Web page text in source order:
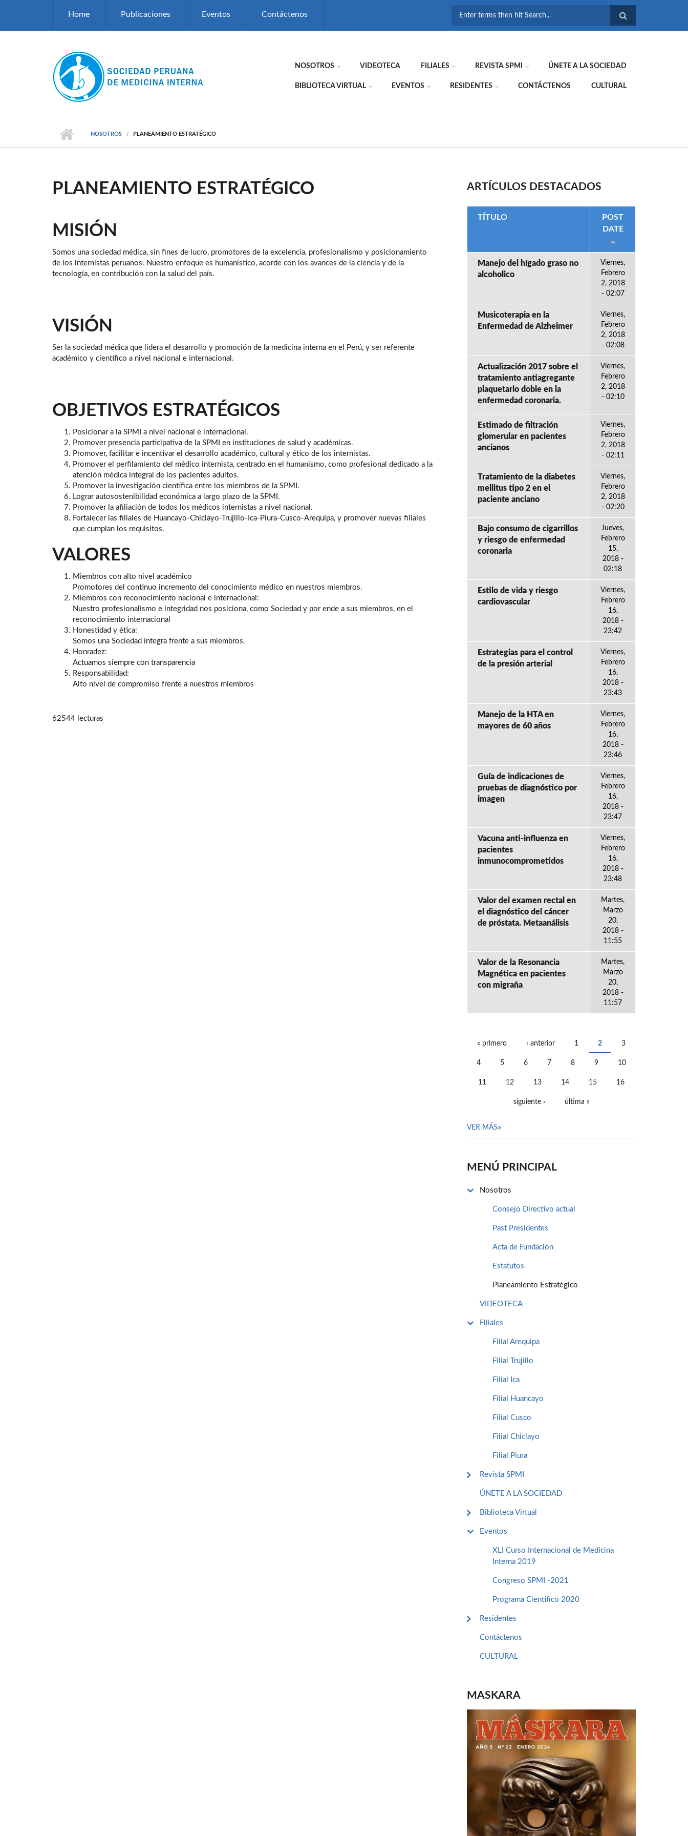
Home Publicaciones Eventos Contáctenos
NOSOTROS VIDEOTECA FILIALES REVISTA SPMI ÚNETE A LA SOCIEDAD
BIBLIOTECA VIRTUAL EVENTOS RESIDENTES CONTÁCTENOS CULTURAL
NOSOTROS PLANEAMIENTO ESTRATÉGICO
PLANEAMIENTO ESTRATÉGICO
MISIÓN
Somos una sociedad médica, sin fines de lucro, promotores de la excelencia, profesionalismo y posicionamiento
de los internistas peruanos. Nuestro enfoque es humanístico, acorde con los avances de la ciencia y de la
tecnología, en contribución con la salud del país.
VISIÓN
Ser la sociedad médica que lidera el desarrollo y promoción de la medicina interna en el Perú, y ser referente
académico y científico a nivel nacional e internacional.
OBJETIVOS ESTRATÉGICOS
Posicionar a la SPMI a nivel nacional e internacional.
Promover presencia participativa de la SPMI en instituciones de salud y académicas.
Promover, facilitar e incentivar el desarrollo académico, cultural y ético de los internistas.
Promover el perfilamiento del médico internista, centrado en el humanismo, como profesional dedicado a la
atención médica integral de los pacientes adultos.
Promover la investigación científica entre los miembros de la SPMI.
Lograr autosostenibilidad económica a largo plazo de la SPMI.
Promover la afiliación de todos los médicos internistas a nivel nacional.
Fortalecer las filiales de Huancayo-Chiclayo-Trujillo-Ica-Piura-Cusco-Arequipa, y promover nuevas filiales
que cumplan los requisitos.
VALORES
Miembros con alto nivel académico
Promotores del continuo incremento del conocimiento médico en nuestros miembros.
Miembros con reconocimiento nacional e internacional:
Nuestro profesionalismo e integridad nos posiciona, como Sociedad y por ende a sus miembros, en el
reconocimiento internacional
Honestidad y ética:
Somos una Sociedad íntegra frente a sus miembros.
Honradez:
Actuamos siempre con transparencia
Responsabilidad:
Alto nivel de compromiso frente a nuestros miembros
62544 lecturas
ARTÍCULOS DESTACADOS
TÍTULO
POST
DATE
Manejo del hígado graso no
alcoholico
Viernes,
Febrero
2, 2018
- 02:07
Musicoterapia en la
Enfermedad de Alzheimer
Viernes,
Febrero
2, 2018
- 02:08
Actualización 2017 sobre el
tratamiento antiagregante
plaquetario doble en la
enfermedad coronaria.
Viernes,
Febrero
2, 2018
- 02:10
Estimado de filtración
glomerular en pacientes
ancianos
Viernes,
Febrero
2, 2018
- 02:11
Tratamiento de la diabetes
mellitus tipo 2 en el
paciente anciano
Viernes,
Febrero
2, 2018
- 02:20
Bajo consumo de cigarrillos
y riesgo de enfermedad
coronaria
Jueves,
Febrero
15,
2018 -
02:18
Estilo de vida y riesgo
cardiovascular
Viernes,
Febrero
16,
2018 -
23:42
Estrategias para el control
de la presión arterial
Viernes,
Febrero
16,
2018 -
23:43
Manejo de la HTA en
mayores de 60 años
Viernes,
Febrero
16,
2018 -
23:46
Guía de indicaciones de
pruebas de diagnóstico por
imagen
Viernes,
Febrero
16,
2018 -
23:47
Vacuna anti-influenza en
pacientes
inmunocomprometidos
Viernes,
Febrero
16,
2018 -
23:48
Valor del examen rectal en
el diagnóstico del cáncer
de próstata. Metaanálisis
Martes,
Marzo
20,
2018 -
11:55
Valor de la Resonancia
Magnética en pacientes
con migraña
Martes,
Marzo
20,
2018 -
11:57
« primero ‹ anterior 1 2 3
4 5 6 7 8 9 10
11 12 13 14 15 16
siguiente › última »
VER MÁS
MENÚ PRINCIPAL
Nosotros
Consejo Directivo actual
Past Presidentes
Acta de Fundación
Estatutos
Planeamiento Estratégico
VIDEOTECA
Filiales
Filial Arequipa
Filial Trujillo
Filial Ica
Filial Huancayo
Filial Cusco
Filial Chiclayo
Filial Piura
Revista SPMI
ÚNETE A LA SOCIEDAD
Biblioteca Virtual
Eventos
XLI Curso Internacional de Medicina
Interna 2019
Congreso SPMI -2021
Programa Cientifico 2020
Residentes
Contáctenos
CULTURAL
MASKARA